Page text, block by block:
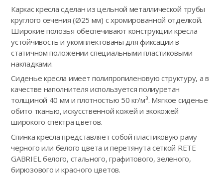
Каркас кресла сделан из цельной металлической трубы
круглого сечения (Ø25 мм) с хромированной отделкой.
Широкие полозья обеспечивают конструкции кресла
устойчивость и укомплектованы для фиксации в
статичном положении специальными пластиковыми
накладками.
Сиденье кресла имеет полипропиленовую структуру, а в
качестве наполнителя используется полиуретан
толщиной 40 мм и плотностью 50 кг/м³. Мягкое сиденье
обито тканью, искусственной кожей и экокожей
широкого спектра цветов.
Спинка кресла представляет собой пластиковую раму
черного или белого цвета и перетянута сеткой RETE
GABRIEL белого, стального, графитового, зеленого,
бирюзового и красного цветов.